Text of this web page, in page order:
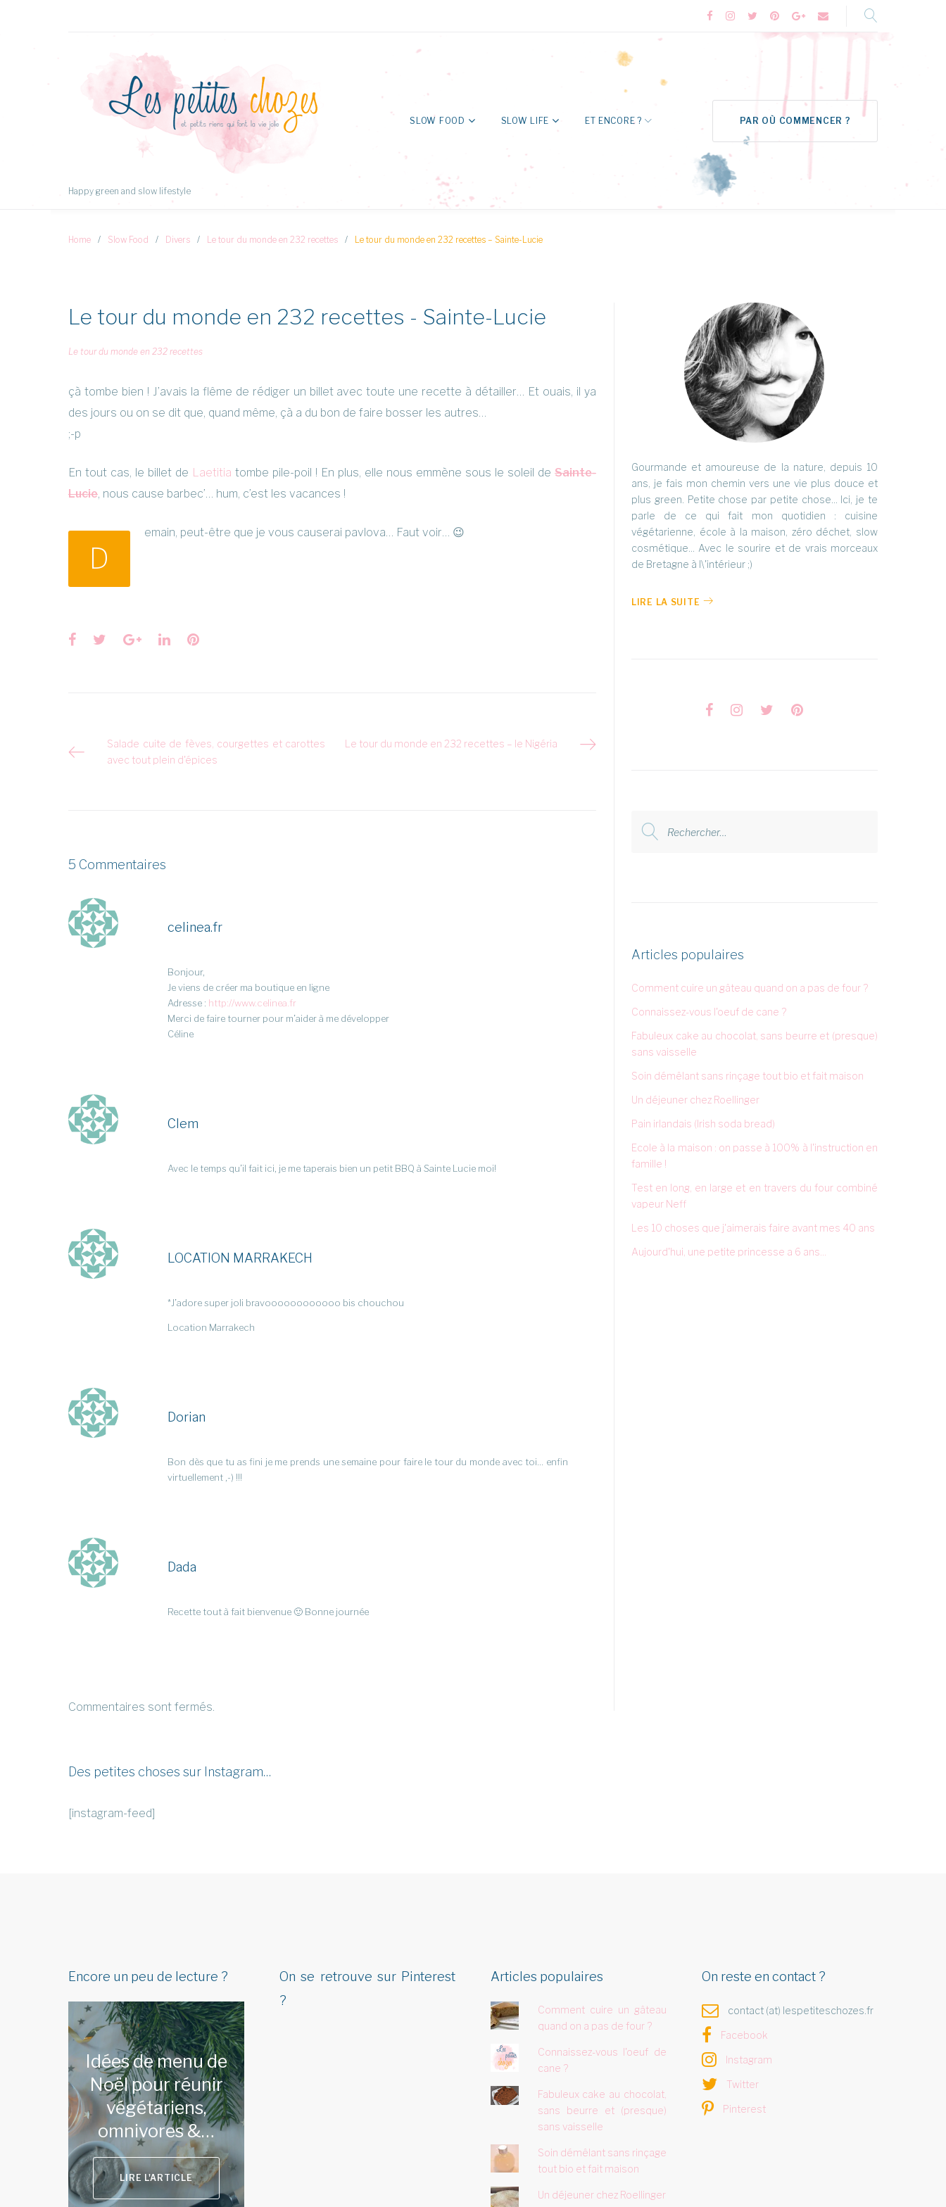
Instagram
TwitterPinterest
Google+Formulaire
Happy green and slow lifestyle
SLOW FOOD SLOW LIFE ET ENCORE ? PAR OÙ COMMENCER ?
Home / Slow Food / Divers / Le tour du monde en 232 recettes / Le tour du monde en 232 recettes – Sainte-Lucie
Le tour du monde en 232 recettes - Sainte-Lucie
Le tour du monde en 232 recettes
çà tombe bien ! J’avais la flême de rédiger un billet avec toute une recette à détailler… Et ouais, il ya
des jours ou on se dit que, quand même, çà a du bon de faire bosser les autres…
;-p
En tout cas, le billet de Laetitia tombe pile-poil ! En plus, elle nous emmène sous le soleil de Sainte-
Lucie, nous cause barbec’… hum, c’est les vacances !
D
emain, peut-être que je vous causerai pavlova… Faut voir… 😉
Facebook
TwitterGoogle+
LinkedInPinterest
Navigation
Salade cuite de fèves, courgettes et carottes
avec tout plein d'épices
Le tour du monde en 232 recettes – le Nigéria
5 Commentaires
celinea.fr
Bonjour,
Je viens de créer ma boutique en ligne
Adresse : http://www.celinea.fr
Merci de faire tourner pour m’aider à me développer
Céline
Clem
Avec le temps qu’il fait ici, je me taperais bien un petit BBQ à Sainte Lucie moi!
LOCATION MARRAKECH
*J’adore super joli bravoooooooooooo bis chouchou
Location Marrakech
Dorian
Bon dès que tu as fini je me prends une semaine pour faire le tour du monde avec toi… enfin
virtuellement ,-) !!!
Dada
Recette tout à fait bienvenue 🙂 Bonne journée
Commentaires sont fermés.
Gourmande et amoureuse de la nature, depuis 10
ans, je fais mon chemin vers une vie plus douce et
plus green. Petite chose par petite chose... Ici, je te
parle de ce qui fait mon quotidien : cuisine
végétarienne, école à la maison, zéro déchet, slow
cosmétique... Avec le sourire et de vrais morceaux
de Bretagne à l\'intérieur ;)
LIRE LA SUITE
Articles populaires
Comment cuire un gâteau quand on a pas de four ?
Connaissez-vous l'oeuf de cane ?
Fabuleux cake au chocolat, sans beurre et (presque)
sans vaisselle
Soin démêlant sans rinçage tout bio et fait maison
Un déjeuner chez Roellinger
Pain irlandais (Irish soda bread)
Ecole à la maison : on passe à 100% à l'instruction en
famille !
Test en long, en large et en travers du four combiné
vapeur Neff
Les 10 choses que j'aimerais faire avant mes 40 ans
Aujourd'hui, une petite princesse a 6 ans...
Des petites choses sur Instagram…
[instagram-feed]
Encore un peu de lecture ?
Idées de menu de
Noël pour réunir
végétariens,
omnivores &…
LIRE L'ARTICLE
On se retrouve sur Pinterest
?
Articles populaires
Comment cuire un gâteau
quand on a pas de four ?
Connaissez-vous l'oeuf de
cane ?
Fabuleux cake au chocolat,
sans beurre et (presque)
sans vaisselle
Soin démêlant sans rinçage
tout bio et fait maison
Un déjeuner chez Roellinger
On reste en contact ?
contact (at) lespetiteschozes.fr
Facebook
Instagram
Twitter
Pinterest